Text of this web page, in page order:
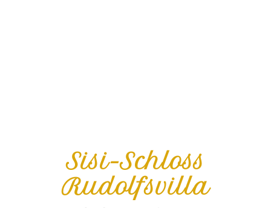
Sisi-Schloss
Rudolfsvilla